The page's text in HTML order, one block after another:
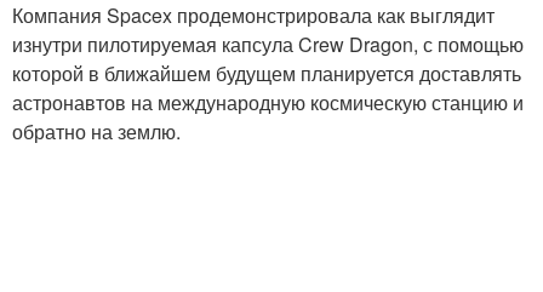
Компания Spacex продемонстрировала как выглядит
изнутри пилотируемая капсула Crew Dragon, с помощью
которой в ближайшем будущем планируется доставлять
астронавтов на международную космическую станцию и
обратно на землю.